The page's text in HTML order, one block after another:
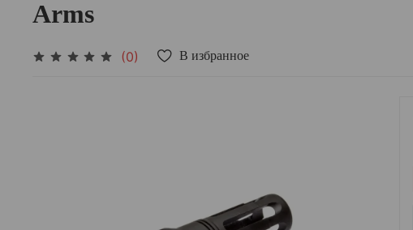
Arms
(0) В избранное